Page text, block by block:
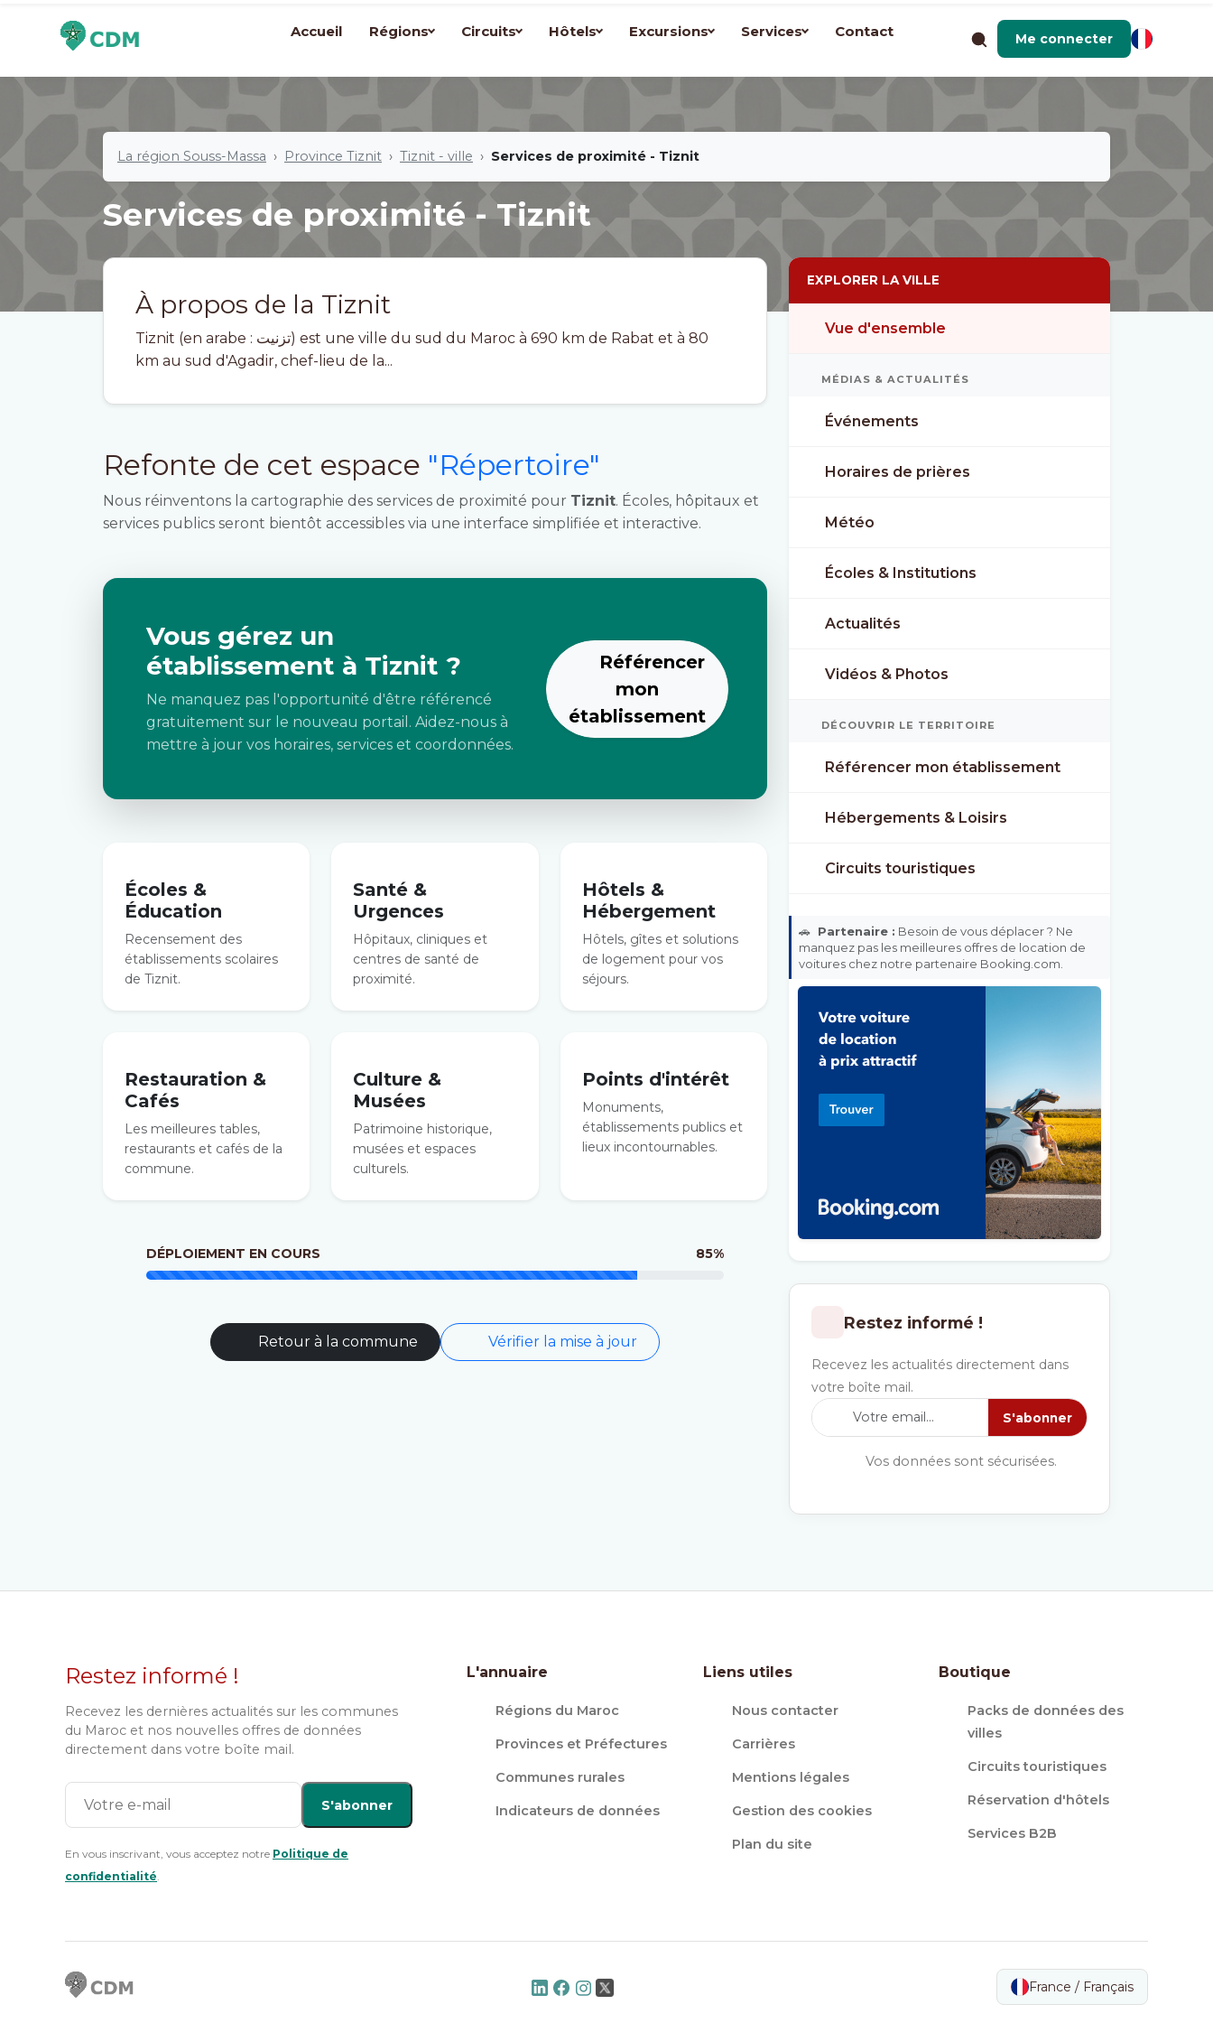
Accueil Régions Circuits Hôtels Excursions Services Contact Me connecter
La région Souss-Massa Province Tiznit Tiznit - ville Services de proximité - Tiznit
Services de proximité - Tiznit
À propos de la Tiznit
Tiznit (en arabe : تزنيت) est une ville du sud du Maroc à 690 km de Rabat et à 80
km au sud d'Agadir, chef-lieu de la...
Refonte de cet espace "Répertoire"
Nous réinventons la cartographie des services de proximité pour Tiznit. Écoles, hôpitaux et
services publics seront bientôt accessibles via une interface simplifiée et interactive.
Vous gérez un
établissement à Tiznit ?
Ne manquez pas l'opportunité d'être référencé
gratuitement sur le nouveau portail. Aidez-nous à
mettre à jour vos horaires, services et coordonnées.
Référencer
mon
établissement
Écoles &
Éducation
Recensement des
établissements scolaires
de Tiznit.
Santé &
Urgences
Hôpitaux, cliniques et
centres de santé de
proximité.
Hôtels &
Hébergement
Hôtels, gîtes et solutions
de logement pour vos
séjours.
Restauration &
Cafés
Les meilleures tables,
restaurants et cafés de la
commune.
Culture &
Musées
Patrimoine historique,
musées et espaces
culturels.
Points d'intérêt
Monuments,
établissements publics et
lieux incontournables.
DÉPLOIEMENT EN COURS 85%
Retour à la commune Vérifier la mise à jour
EXPLORER LA VILLE
Vue d'ensemble
MÉDIAS & ACTUALITÉS
Événements
Horaires de prières
Météo
Écoles & Institutions
Actualités
Vidéos & Photos
DÉCOUVRIR LE TERRITOIRE
Référencer mon établissement
Hébergements & Loisirs
Circuits touristiques
🚗 Partenaire : Besoin de vous déplacer ? Ne
manquez pas les meilleures offres de location de
voitures chez notre partenaire Booking.com.
Restez informé !
Recevez les actualités directement dans
votre boîte mail.
S'abonner
Vos données sont sécurisées.
Restez informé !
Recevez les dernières actualités sur les communes
du Maroc et nos nouvelles offres de données
directement dans votre boîte mail.
S'abonner
En vous inscrivant, vous acceptez notre Politique de
confidentialité.
L'annuaire
Régions du Maroc
Provinces et Préfectures
Communes rurales
Indicateurs de données
Liens utiles
Nous contacter
Carrières
Mentions légales
Gestion des cookies
Plan du site
Boutique
Packs de données des
villes
Circuits touristiques
Réservation d'hôtels
Services B2B
France / Français